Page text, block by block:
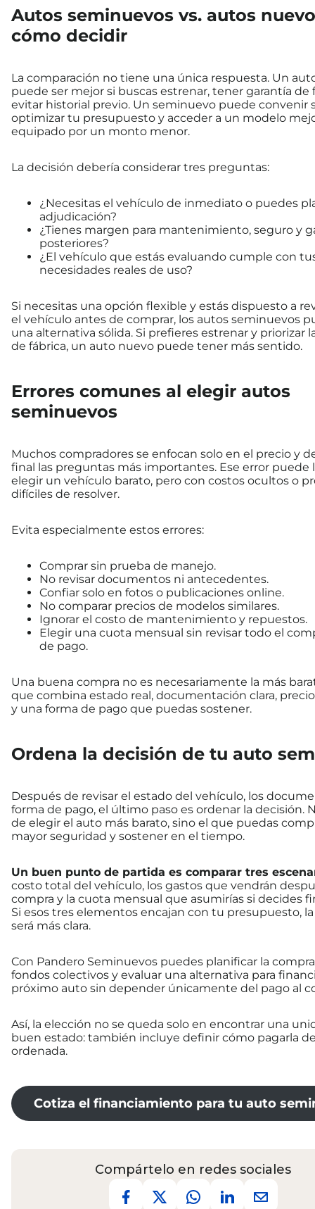
Autos seminuevos vs. autos
cómo decidir
La comparación no tiene una única respuesta. Un
puede ser mejor si buscas estrenar, tener garantía de
evitar historial previo. Un seminuevo puede convenir
optimizar tu presupuesto y acceder a un modelo
equipado por un monto menor.
La decisión debería considerar tres preguntas:
¿Necesitas el vehículo de inmediato o puedes
adjudicación?
¿Tienes margen para mantenimiento, seguro y
posteriores?
¿El vehículo que estás evaluando cumple con
necesidades reales de uso?
Si necesitas una opción flexible y estás dispuesto a
el vehículo antes de comprar, los autos seminuevos
una alternativa sólida. Si prefieres estrenar y priorizar
de fábrica, un auto nuevo puede tener más sentido.
Errores comunes al elegir autos
seminuevos
Muchos compradores se enfocan solo en el precio y
final las preguntas más importantes. Ese error puede
elegir un vehículo barato, pero con costos ocultos o
difíciles de resolver.
Evita especialmente estos errores:
Comprar sin prueba de manejo.
No revisar documentos ni antecedentes.
Confiar solo en fotos o publicaciones online.
No comparar precios de modelos similares.
Ignorar el costo de mantenimiento y repuestos.
Elegir una cuota mensual sin revisar todo el
de pago.
Una buena compra no es necesariamente la más
que combina estado real, documentación clara,
y una forma de pago que puedas sostener.
Ordena la decisión de tu auto
Después de revisar el estado del vehículo, los
forma de pago, el último paso es ordenar la decisión.
de elegir el auto más barato, sino el que puedas
mayor seguridad y sostener en el tiempo.
Un buen punto de partida es comparar tres
costo total del vehículo, los gastos que vendrán
compra y la cuota mensual que asumirías si decides
Si esos tres elementos encajan con tu presupuesto,
será más clara.
Con Pandero Seminuevos puedes planificar la
fondos colectivos y evaluar una alternativa para
próximo auto sin depender únicamente del pago al
Así, la elección no se queda solo en encontrar una
buen estado: también incluye definir cómo pagarla
ordenada.
Cotiza el financiamiento para tu auto
Compártelo en redes sociales